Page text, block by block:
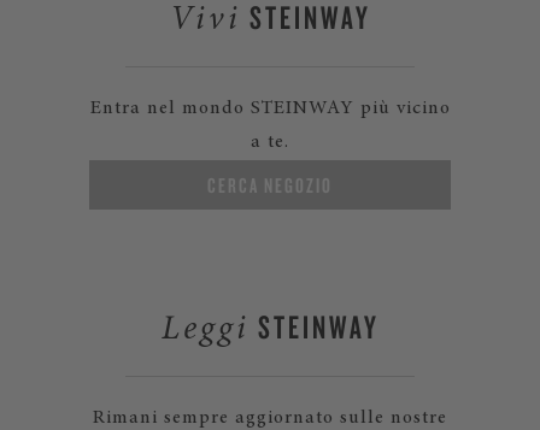
Vivi STEINWAY
Entra nel mondo STEINWAY più vicino
a te.
CERCA NEGOZIO
Leggi STEINWAY
Rimani sempre aggiornato sulle nostre